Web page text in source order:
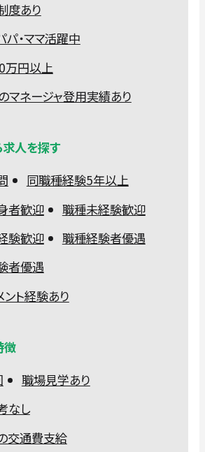
度あり
パ・ママ活躍中
万円以上
マネージャ登用実績あり
人を探す
同職種経験5年以上
者歓迎
職種未経験歓迎
験歓迎
職種経験者優遇
者優遇
ント経験あり
徴
職場見学あり
なし
交通費支給